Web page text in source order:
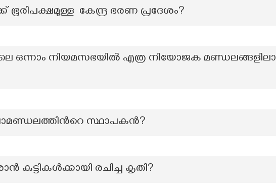
ഭൂരിപക്ഷമുള്ള കേന്ദ്ര ഭരണ പ്രദേശം?
ഒന്നാം നിയമസഭയിൽ എത്ര നിയോജക
സ്ഥാപകന്‍?
കുട്ടികൾക്കായി രചിച്ച കൃതി?